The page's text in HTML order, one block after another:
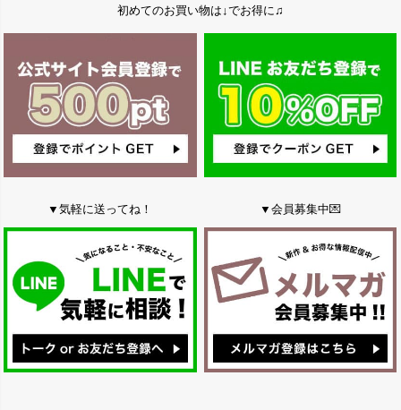
初めてのお買い物は↓でお得に♫
▼気軽に送ってね！ ▼会員募集中💌